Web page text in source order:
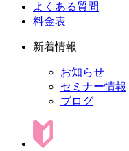
よくある質問
料金表
新着情報
お知らせ
セミナー情報
ブログ